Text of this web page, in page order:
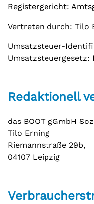
Teilhabeangebote
Beschäftigung und
Teestuben
Teestuben Süd,
Registergericht:
Vertreten durch: Tilo
Umsatzsteuer-
Umsatzsteuergesetz:
Redaktionell
das BOOT gGmbH
Tilo Erning
Riemannstraße 29b,
04107 Leipzig